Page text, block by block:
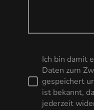
Ich bin damit
Daten zum
gespeichert
ist bekannt,
jederzeit